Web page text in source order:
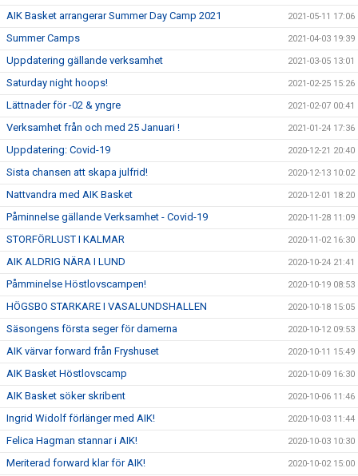
AIK Basket arrangerar Summer Day Camp 2021 2021-05-11 17:06
Summer Camps 2021-04-03 19:39
Uppdatering gällande verksamhet 2021-03-05 13:01
Saturday night hoops! 2021-02-25 15:26
Lättnader för -02 & yngre 2021-02-07 00:41
Verksamhet från och med 25 Januari ! 2021-01-24 17:36
Uppdatering: Covid-19 2020-12-21 20:40
Sista chansen att skapa julfrid! 2020-12-13 10:02
Nattvandra med AIK Basket 2020-12-01 18:20
Påminnelse gällande Verksamhet - Covid-19 2020-11-28 11:09
STORFÖRLUST I KALMAR 2020-11-02 16:30
AIK ALDRIG NÄRA I LUND 2020-10-24 21:41
Påmminelse Höstlovscampen! 2020-10-19 08:53
HÖGSBO STARKARE I VASALUNDSHALLEN 2020-10-18 15:05
Säsongens första seger för damerna 2020-10-12 09:53
AIK värvar forward från Fryshuset 2020-10-11 15:49
AIK Basket Höstlovscamp 2020-10-09 16:30
AIK Basket söker skribent 2020-10-06 11:46
Ingrid Widolf förlänger med AIK! 2020-10-03 11:44
Felica Hagman stannar i AIK! 2020-10-03 10:30
Meriterad forward klar för AIK! 2020-10-02 15:00